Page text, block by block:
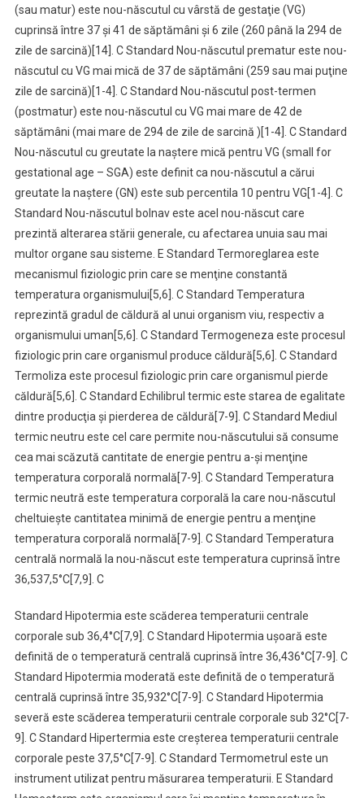
(sau matur) este nou-născutul cu vârstă de gestaţie (VG)
cuprinsă între 37 şi 41 de săptămâni şi 6 zile (260 până la 294 de
zile de sarcină)[14]. C Standard Nou-născutul prematur este nou-
născutul cu VG mai mică de 37 de săptămâni (259 sau mai puţine
zile de sarcină)[1-4]. C Standard Nou-născutul post-termen
(postmatur) este nou-născutul cu VG mai mare de 42 de
săptămâni (mai mare de 294 de zile de sarcină )[1-4]. C Standard
Nou-născutul cu greutate la naştere mică pentru VG (small for
gestational age – SGA) este definit ca nou-născutul a cărui
greutate la naştere (GN) este sub percentila 10 pentru VG[1-4]. C
Standard Nou-născutul bolnav este acel nou-născut care
prezintă alterarea stării generale, cu afectarea unuia sau mai
multor organe sau sisteme. E Standard Termoreglarea este
mecanismul fiziologic prin care se menţine constantă
temperatura organismului[5,6]. C Standard Temperatura
reprezintă gradul de căldură al unui organism viu, respectiv a
organismului uman[5,6]. C Standard Termogeneza este procesul
fiziologic prin care organismul produce căldură[5,6]. C Standard
Termoliza este procesul fiziologic prin care organismul pierde
căldură[5,6]. C Standard Echilibrul termic este starea de egalitate
dintre producţia şi pierderea de căldură[7-9]. C Standard Mediul
termic neutru este cel care permite nou-născutului să consume
cea mai scăzută cantitate de energie pentru a-şi menţine
temperatura corporală normală[7-9]. C Standard Temperatura
termic neutră este temperatura corporală la care nou-născutul
cheltuieşte cantitatea minimă de energie pentru a menţine
temperatura corporală normală[7-9]. C Standard Temperatura
centrală normală la nou-născut este temperatura cuprinsă între
36,537,5°C[7,9]. C
Standard Hipotermia este scăderea temperaturii centrale
corporale sub 36,4°C[7,9]. C Standard Hipotermia uşoară este
definită de o temperatură centrală cuprinsă între 36,436°C[7-9]. C
Standard Hipotermia moderată este definită de o temperatură
centrală cuprinsă între 35,932°C[7-9]. C Standard Hipotermia
severă este scăderea temperaturii centrale corporale sub 32°C[7-
9]. C Standard Hipertermia este creşterea temperaturii centrale
corporale peste 37,5°C[7-9]. C Standard Termometrul este un
instrument utilizat pentru măsurarea temperaturii. E Standard